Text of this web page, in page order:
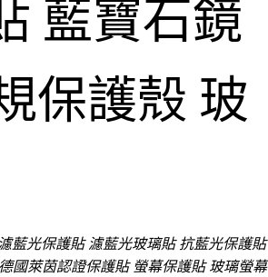
藍寶石鏡
保護殼 玻
光保護貼 濾藍光玻璃貼 抗藍光保護貼
國萊茵認證保護貼 螢幕保護貼 玻璃螢幕